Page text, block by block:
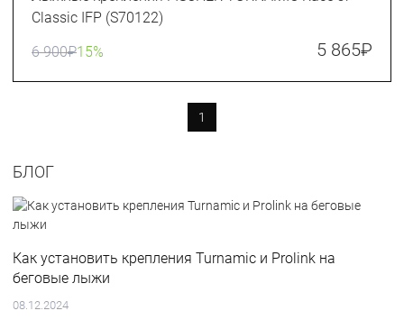
Classic IFP (S70122)
6 900₽15% 5 865₽
1
БЛОГ
Как установить крепления Turnamic и Prolink на
беговые лыжи
08.12.2024